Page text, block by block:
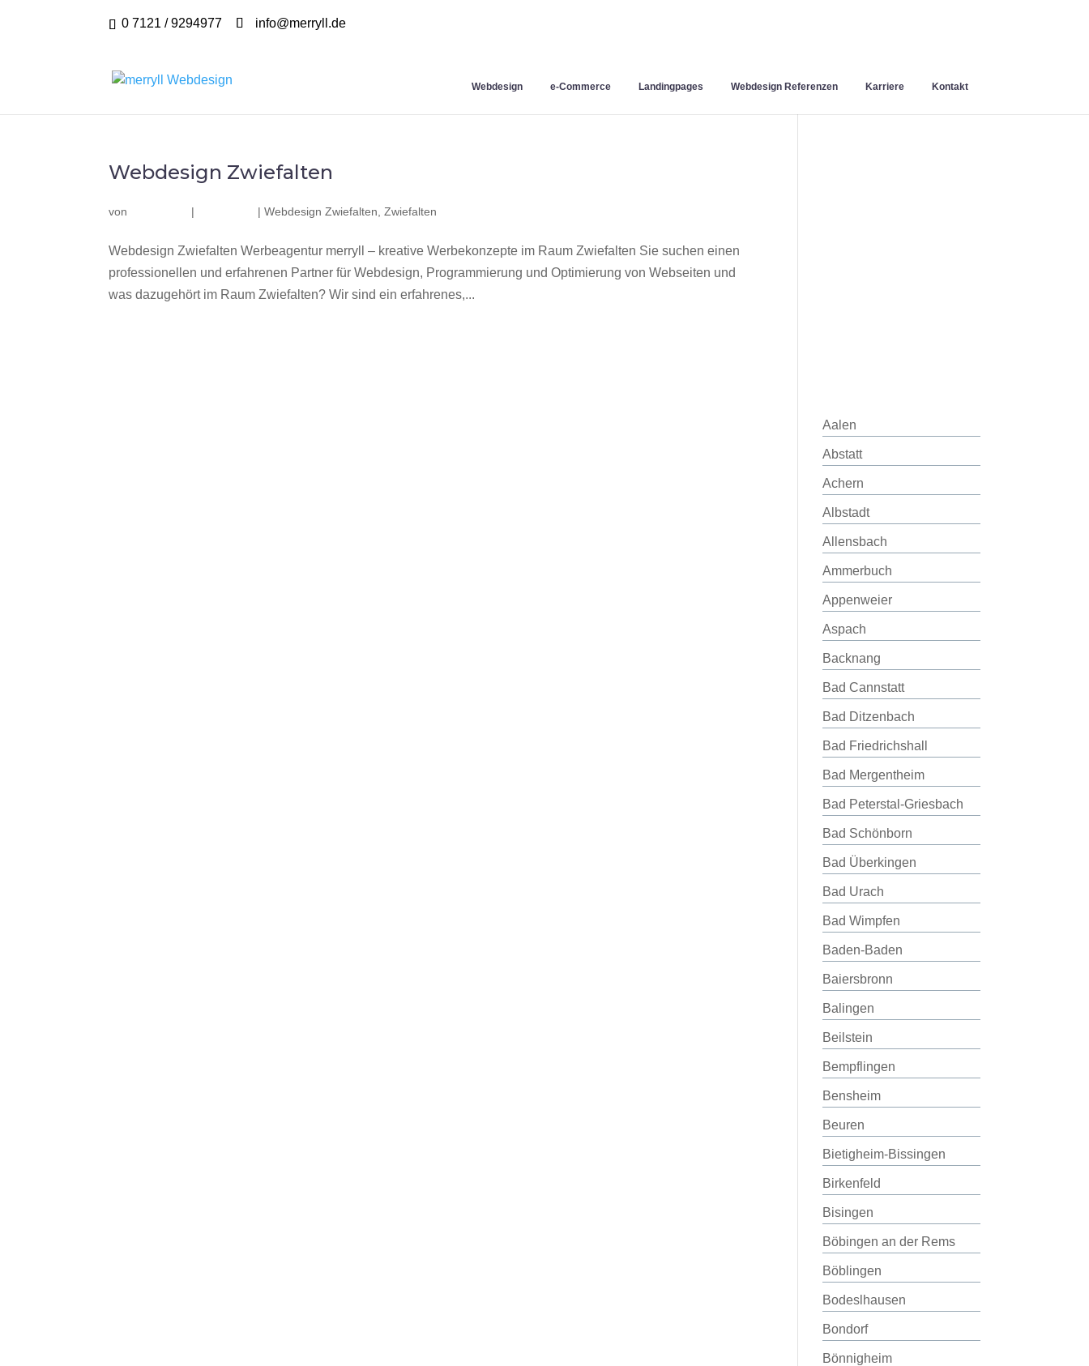
0 7121 / 9294977 info@merryll.de
Webdesign e-Commerce Landingpages Webdesign Referenzen Karriere Kontakt
Webdesign Zwiefalten
von | |Webdesign Zwiefalten ,Zwiefalten
Webdesign Zwiefalten Werbeagentur merryll – kreative Werbekonzepte im Raum Zwiefalten Sie suchen einen
professionellen und erfahrenen Partner für Webdesign, Programmierung und Optimierung von Webseiten und
was dazugehört im Raum Zwiefalten? Wir sind ein erfahrenes,...
Aalen
Abstatt
Achern
Albstadt
Allensbach
Ammerbuch
Appenweier
Aspach
Backnang
Bad Cannstatt
Bad Ditzenbach
Bad Friedrichshall
Bad Mergentheim
Bad Peterstal-Griesbach
Bad Schönborn
Bad Überkingen
Bad Urach
Bad Wimpfen
Baden-Baden
Baiersbronn
Balingen
Beilstein
Bempflingen
Bensheim
Beuren
Bietigheim-Bissingen
Birkenfeld
Bisingen
Böbingen an der Rems
Böblingen
Bodeslhausen
Bondorf
Bönnigheim